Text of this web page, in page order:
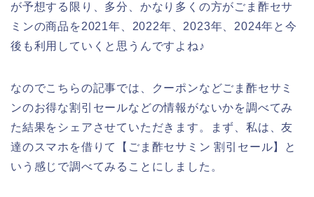
が予想する限り、多分、かなり多くの方がごま酢セサ
ミンの商品を2021年、2022年、2023年、2024年と今
後も利用していくと思うんですよね♪
なのでこちらの記事では、クーポンなどごま酢セサミ
ンのお得な割引セールなどの情報がないかを調べてみ
た結果をシェアさせていただきます。まず、私は、友
達のスマホを借りて【ごま酢セサミン 割引セール】と
いう感じで調べてみることにしました。